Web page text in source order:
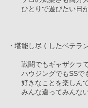
ひとりで遊びたい日が
・堪能し尽くしたベテラ
戦闘でもギャザクラで
ハウジングでもSSで
好きなことを楽しんで
みんな違ってみんない